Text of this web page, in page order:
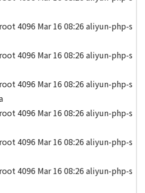
4096 Mar 16 08:26 aliyun-php-s
4096 Mar 16 08:26 aliyun-php-s
4096 Mar 16 08:26 aliyun-php-s
4096 Mar 16 08:26 aliyun-php-s
4096 Mar 16 08:26 aliyun-php-s
4096 Mar 16 08:26 aliyun-php-s